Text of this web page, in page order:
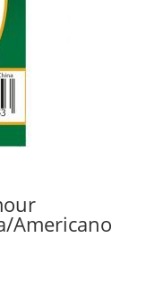
Americano